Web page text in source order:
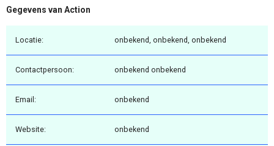
Gegevens van Action
Locatie: onbekend, onbekend, onbekend
Contactpersoon: onbekend onbekend
Email: onbekend
Website: onbekend